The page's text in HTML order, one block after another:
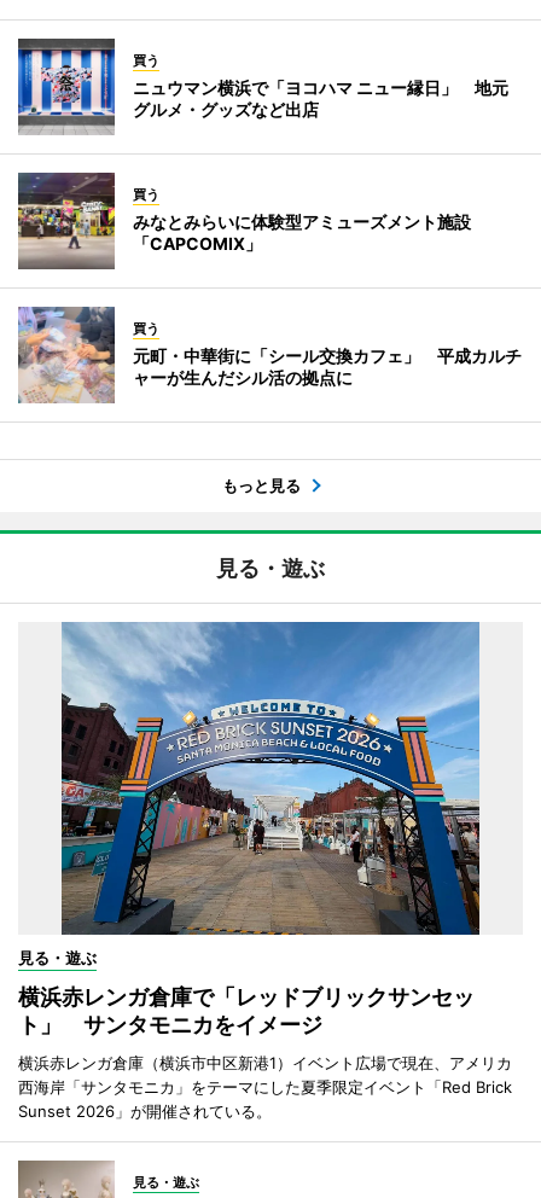
買う
ニュウマン横浜で「ヨコハマ ニュー縁日」 地元
グルメ・グッズなど出店
買う
みなとみらいに体験型アミューズメント施設
「CAPCOMIX」
買う
元町・中華街に「シール交換カフェ」 平成カルチ
ャーが生んだシル活の拠点に
もっと見る
見る・遊ぶ
見る・遊ぶ
横浜赤レンガ倉庫で「レッドブリックサンセッ
ト」 サンタモニカをイメージ
横浜赤レンガ倉庫（横浜市中区新港1）イベント広場で現在、アメリカ
西海岸「サンタモニカ」をテーマにした夏季限定イベント「Red Brick
Sunset 2026」が開催されている。
見る・遊ぶ